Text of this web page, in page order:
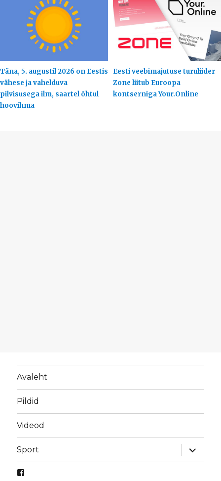
Täna, 5. augustil 2026 on Eestis
vähese ja vahelduva
pilvisusega ilm, saartel õhtul
hoovihma
Eesti veebimajutuse turuliider
Zone liitub Euroopa
kontserniga Your.Online
Avaleht
Pildid
Videod
Sport
laienda